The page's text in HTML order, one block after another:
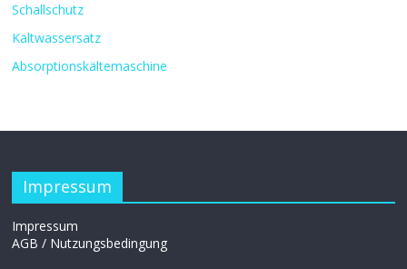
Schallschutz
Kaltwassersatz
Absorptionskältemaschine
Impressum
Impressum
AGB / Nutzungsbedingung